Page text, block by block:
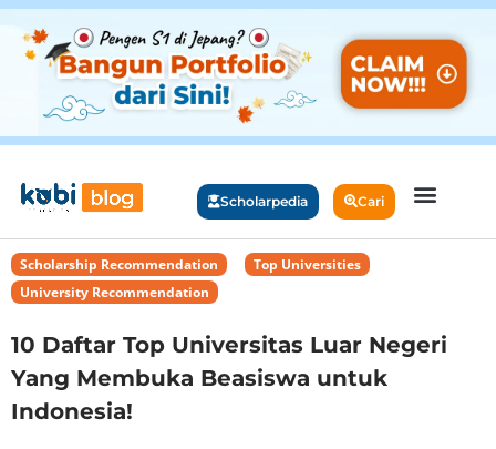
Scholarpedia Cari
Scholarship Recommendation Top Universities
University Recommendation
10 Daftar Top Universitas Luar Negeri
Yang Membuka Beasiswa untuk
Indonesia!